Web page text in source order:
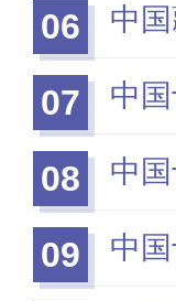
06 中
07 中
08 中
09 中